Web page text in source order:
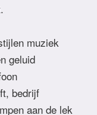
muziek
geluid
bedrijf
aan de lek